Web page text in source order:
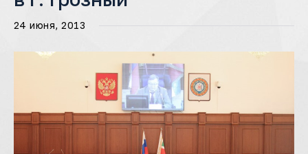
24 июня, 2013